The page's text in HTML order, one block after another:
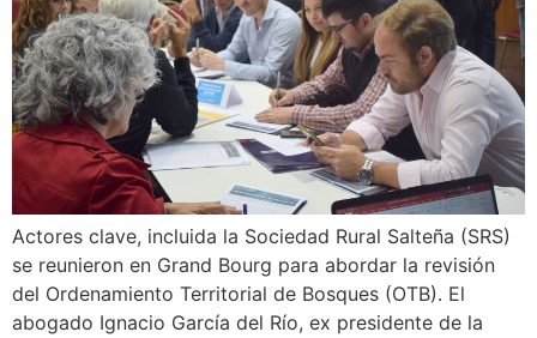
Actores clave, incluida la Sociedad Rural Salteña (SRS)
se reunieron en Grand Bourg para abordar la revisión
del Ordenamiento Territorial de Bosques (OTB). El
abogado Ignacio García del Río, ex presidente de la